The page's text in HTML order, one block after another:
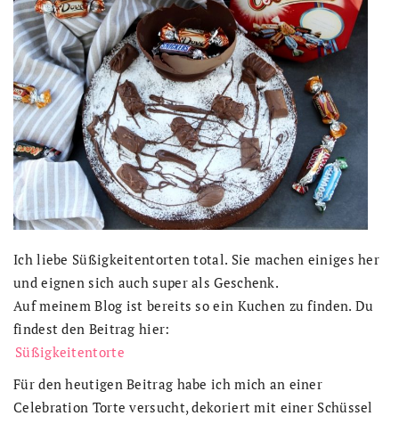
Ich liebe Süßigkeitentorten total. Sie machen einiges her
und eignen sich auch super als Geschenk.
Auf meinem Blog ist bereits so ein Kuchen zu finden. Du
findest den Beitrag hier:
Süßigkeitentorte
Für den heutigen Beitrag habe ich mich an einer
Celebration Torte versucht, dekoriert mit einer Schüssel